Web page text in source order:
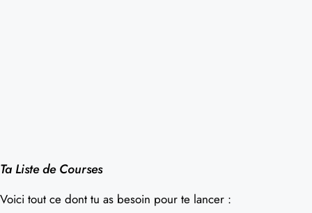
Ta Liste de Courses
Voici tout ce dont tu as besoin pour te lancer :